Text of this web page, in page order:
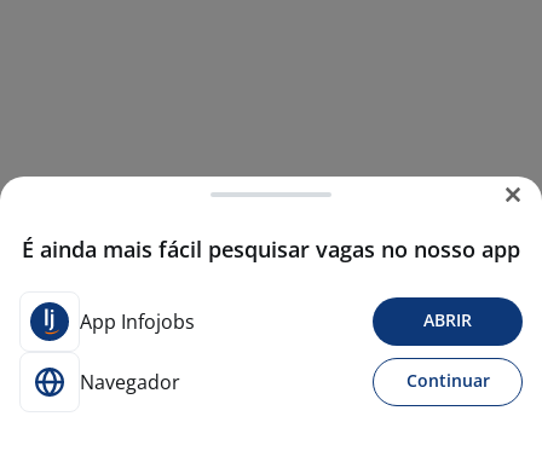
É ainda mais fácil pesquisar vagas no nosso app
App Infojobs ABRIR
Navegador Continuar